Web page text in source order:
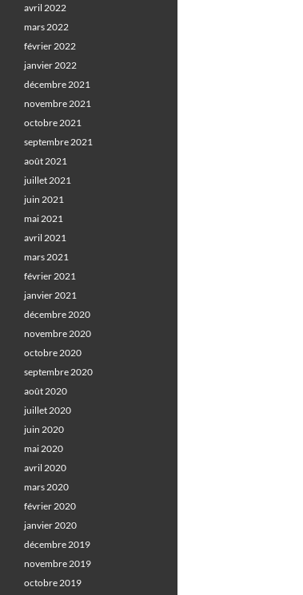
avril 2022
mars 2022
février 2022
janvier 2022
décembre 2021
novembre 2021
octobre 2021
septembre 2021
août 2021
juillet 2021
juin 2021
mai 2021
avril 2021
mars 2021
février 2021
janvier 2021
décembre 2020
novembre 2020
octobre 2020
septembre 2020
août 2020
juillet 2020
juin 2020
mai 2020
avril 2020
mars 2020
février 2020
janvier 2020
décembre 2019
novembre 2019
octobre 2019